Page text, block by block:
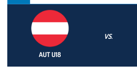
AUT U18
VS.